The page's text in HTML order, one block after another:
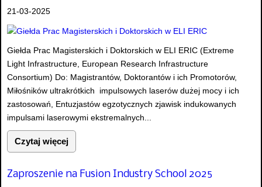
21-03-2025
Giełda Prac Magisterskich i Doktorskich w ELI ERIC (Extreme
Light Infrastructure, European Research Infrastructure
Consortium) Do: Magistrantów, Doktorantów i ich Promotorów,
Miłośników ultrakrótkich impulsowych laserów dużej mocy i ich
zastosowań, Entuzjastów egzotycznych zjawisk indukowanych
impulsami laserowymi ekstremalnych...
Czytaj więcej
Zaproszenie na Fusion Industry School 2025